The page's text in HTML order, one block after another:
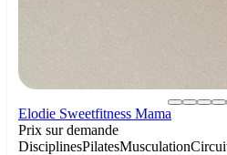
Elodie Sweetfitness Mama
Prix sur demande
DisciplinesPilatesMusculation